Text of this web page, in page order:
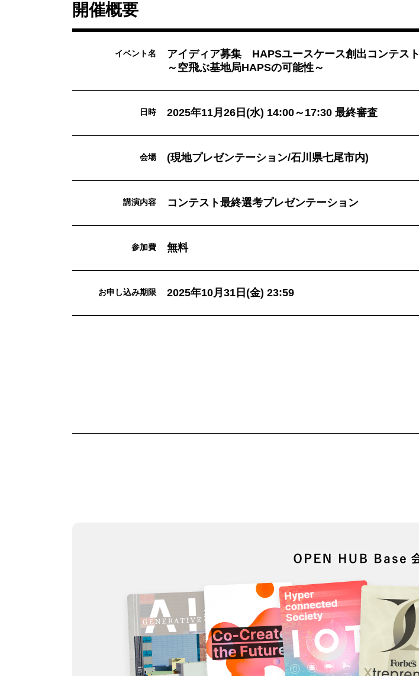
開催概要
イベント名
アイディア募集 HAPSユースケース創出コンテスト
～空飛ぶ基地局HAPSの可能性～
日時 2025年11月26日(水) 14:00～17:30 最終審査
会場 (現地プレゼンテーション/石川県七尾市内)
講演内容 コンテスト最終選考プレゼンテーション
参加費 無料
お申し込み期限 2025年10月31日(金) 23:59